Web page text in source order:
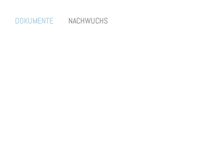
DOKUMENTE NACHWUCHS